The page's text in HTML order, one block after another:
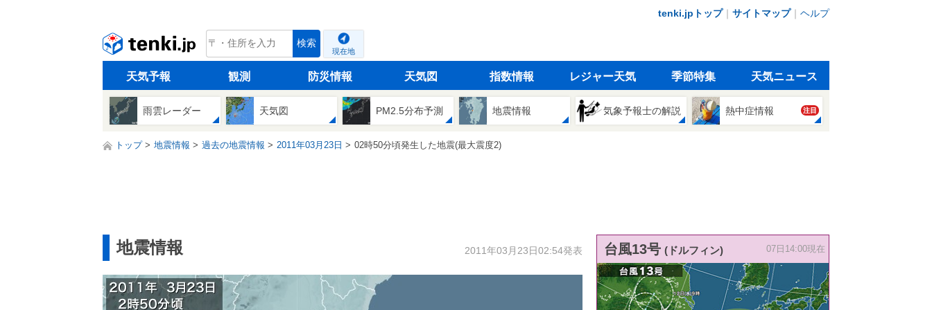
tenki.jpトップ｜ サイトマップ｜ ヘルプ
tenki.jp 検索
現在地
天気予報 観測 防災情報 天気図 指数情報 レジャー天気 季節特集 天気ニュース
雨雲レーダー 天気図 PM2.5分布予測 地震情報 気象予報士の解説 熱中症情報 注目
トップ 地震情報 過去の地震情報 2011年03月23日 02時50分頃発生した地震(最大震度2)
地震情報 2011年03月23日02:54発表 台風13号 (ドルフィン) 07日14:00現在